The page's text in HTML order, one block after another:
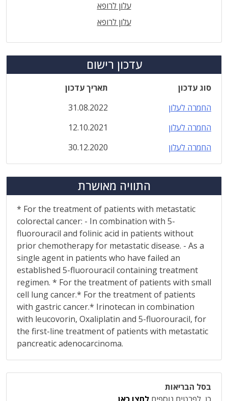
עלון לרופא
עלון לרופא
עדכון רישום
סוג עדכון
תאריך עדכון
החמרה לעלון
31.08.2022
החמרה לעלון
12.10.2021
החמרה לעלון
30.12.2020
התוויה מאושרת
* For the treatment of patients with metastatic
colorectal cancer: - In combination with 5-
fluorouracil and folinic acid in patients without
prior chemotherapy for metastatic disease. - As a
single agent in patients who have failed an
established 5-fluorouracil containing treatment
regimen. * For the treatment of patients with small
cell lung cancer.* For the treatment of patients
with gastric cancer.* Irinotecan in combination
with leucovorin, Oxaliplatin and 5-fluorouracil, for
the first-line treatment of patients with metastatic
pancreatic adenocarcinoma.
בסל הבריאות